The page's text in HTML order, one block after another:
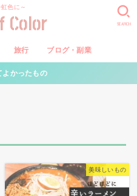
色に～
Color
旅行 ブログ・副業
SEARCH
かったもの
美味しいもの